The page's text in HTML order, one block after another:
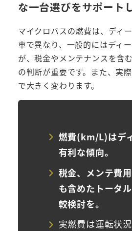
な一台選びをサポート
マイクロバスの燃費は、ディ
車で異なり、一般的にはディ
が、税金やメンテナンスを含
の判断が重要です。また、実
で大きく変わります。
燃費(km/L)はデ
有利な傾向。
税金、メンテ費
も含めたトータ
較検討を。
実燃費は運転状